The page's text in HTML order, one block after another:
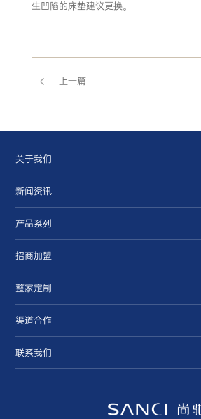
生凹陷的床垫建议更换。
上一篇
关于我们
新闻资讯
产品系列
招商加盟
整家定制
渠道合作
联系我们